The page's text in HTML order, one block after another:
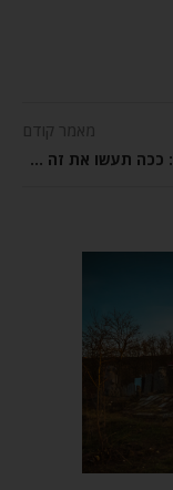
מאמר קודם
פריצת דרך: ככה תעשו את זה הכי טוב!